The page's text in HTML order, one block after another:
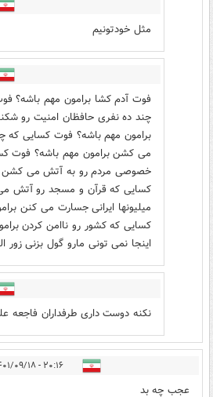
مثل خودتونیم
فوت آدم کشا برامون مهم باشه؟
چند ده نفری حافظان امنیت رو
برامون مهم باشه؟ فوت کسایی که
می کشن برامون مهم باشه؟ فوت
خصوصی مردم رو به آتش می کشن
کسایی که قرآن و مسجد رو آتش
میلیونها ایرانی جسارت می کنن
کسایی که کشور رو ناامن کردن
اینجا نمی تونی مارو گول بزنی زور
نکنه دوست داری طرفداران فاجعه
۲۰:۱۶ - ۱۴۰۱/۰۹/۱۸
عجب چه بد